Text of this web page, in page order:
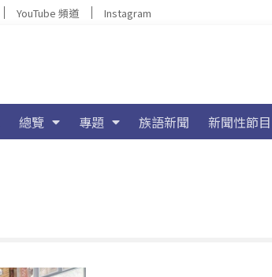
YouTube 頻道 Instagram
總覽 專題 族語新聞 新聞性節目